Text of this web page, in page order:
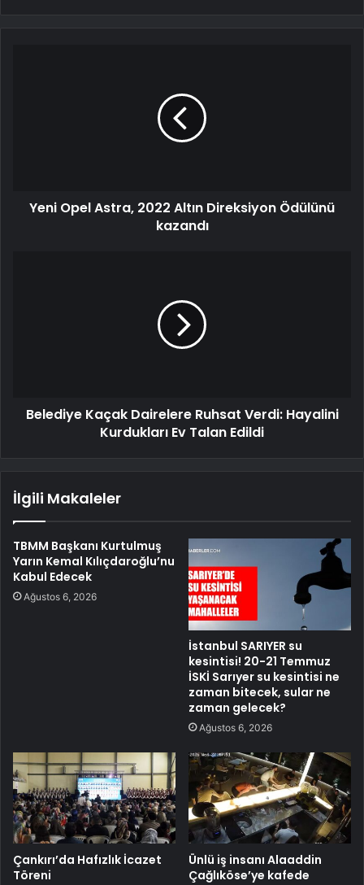
Yeni Opel Astra, 2022 Altın Direksiyon Ödülünü
kazandı
Belediye Kaçak Dairelere Ruhsat Verdi: Hayalini
Kurdukları Ev Talan Edildi
İlgili Makaleler
TBMM Başkanı Kurtulmuş
Yarın Kemal Kılıçdaroğlu’nu
Kabul Edecek
Ağustos 6, 2026
İstanbul SARIYER su
kesintisi! 20-21 Temmuz
İSKİ Sarıyer su kesintisi ne
zaman bitecek, sular ne
zaman gelecek?
Ağustos 6, 2026
Çankırı’da Hafızlık İcazet
Töreni
Ünlü iş insanı Alaaddin
Çağlıköse’ye kafede